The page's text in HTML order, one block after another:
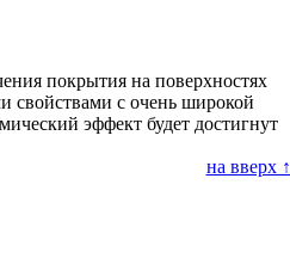
покрытия на поверхностях
свойствами с очень широкой
эффект будет достигнут
на вверх ↑